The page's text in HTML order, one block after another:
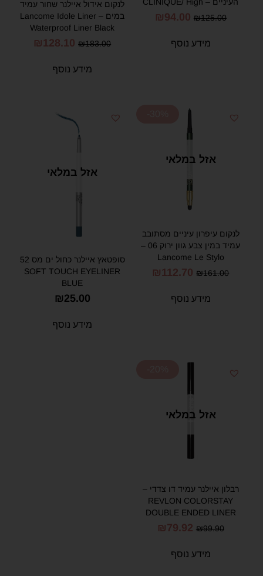
העיניים – CLINIQUE/ High
Impact Eye Liner Pencil 01
₪125.00
₪94.00
מידע נוסף
לנקום אידול איילנר שחור עמיד
במים – Lancome Idole Liner
Waterproof Liner Black
₪183.00
₪128.10
מידע נוסף
אזל במלאי
לנקום עיפרון עיניים מסתובב
עמיד במין צבע גוון ירוק 06 –
Lancome Le Stylo
Waterproof Eyeliner pencil 06
₪161.00
₪112.70
מידע נוסף
אזל במלאי
סופטאץ איילנר כחול ים מס 52
SOFT TOUCH EYELINER
BLUE
₪25.00
מידע נוסף
אזל במלאי
רבלון איילנר עמיד דו צדדי –
REVLON COLORSTAY
DOUBLE ENDED LINER
₪99.90
₪79.92
מידע נוסף